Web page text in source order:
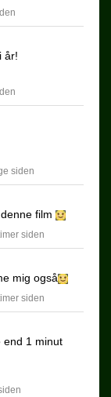
år!
siden
film
siden
mig også
siden
end 1 minut